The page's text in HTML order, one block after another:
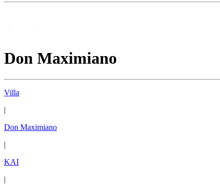
Don Maximiano
Villa
|
Don Maximiano
|
KAI
|